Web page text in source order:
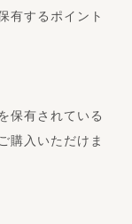
有するポイント
保有されている
購入いただけま